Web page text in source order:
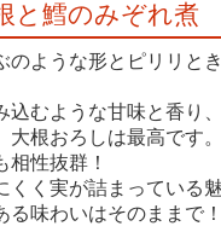
と鱈のみぞれ煮
のような形とピリリと
込むような甘味と香り
大根おろしは最高です
相性抜群！
くく実が詰まっている
る味わいはそのままで